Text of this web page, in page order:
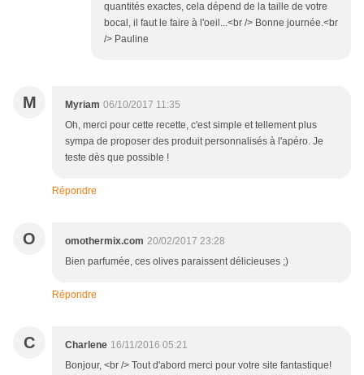
quantités exactes, cela dépend de la taille de votre
bocal, il faut le faire à l'oeil...<br /> Bonne journée.<br
/> Pauline
M Myriam 06/10/2017 11:35
Oh, merci pour cette recette, c'est simple et tellement plus
sympa de proposer des produit personnalisés à l'apéro. Je
teste dès que possible !
Répondre
O omothermix.com 20/02/2017 23:28
Bien parfumée, ces olives paraissent délicieuses ;)
Répondre
C Charlene 16/11/2016 05:21
Bonjour, <br /> Tout d'abord merci pour votre site fantastique!